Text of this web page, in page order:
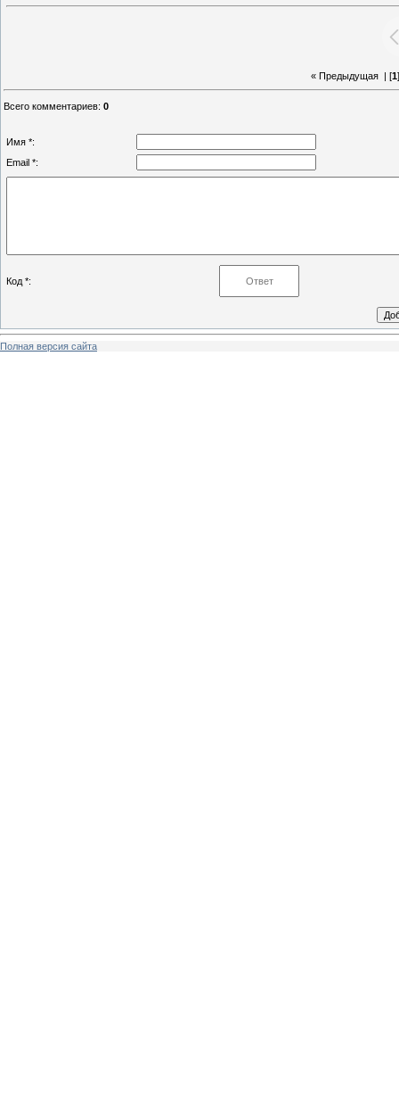
« Предыдущая| [1
Всего комментариев: 0
Имя *:
Email *:
Код *:
Полная версия сайта